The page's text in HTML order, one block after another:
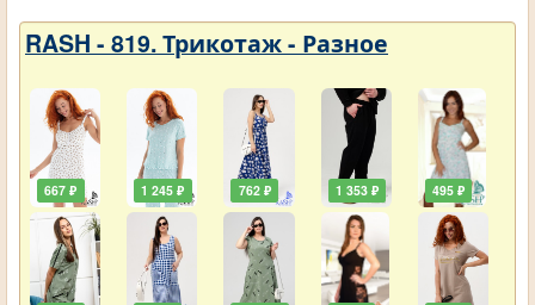
RASH - 819. Трикотаж - Разное
667 ₽ 1 245 ₽ 762 ₽ 1 353 ₽ 495 ₽